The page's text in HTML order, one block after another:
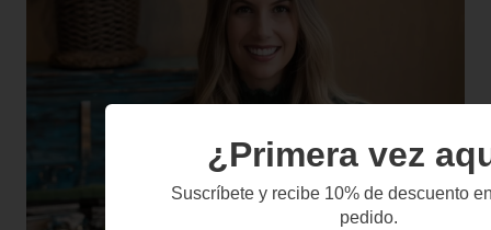
¿Primera vez
Suscríbete y recibe 10% de descuento
pedido.